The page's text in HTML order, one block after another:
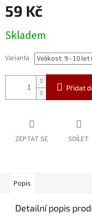
59 Kč
cena:
Skladem
Varianta
Přidat
ZEPTAT SE SDÍLET
Popis
Detailní popis